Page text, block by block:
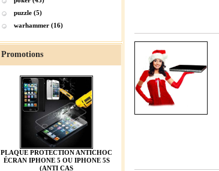
puzzle (5)
warhammer (16)
Promotions
PLAQUE PROTECTION ANTICHOC
ÉCRAN IPHONE 5 OU IPHONE 5S
(ANTI CAS